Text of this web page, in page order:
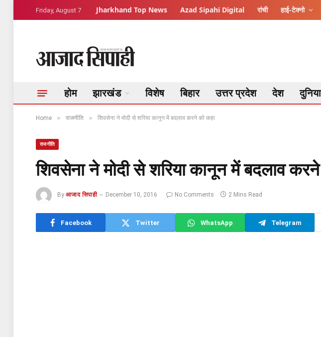
Friday, August 7 Jharkhand Top News Azad Sipahi Digital रांची हाई-टेक्नो
होम झारखंड विशेष बिहार उत्तर प्रदेश देश दुनिया
Home » राजनीति » शिवसेना ने मोदी से शरिया कानून में बदलाव करने को कहा
राजनीति
शिवसेना ने मोदी से शरिया कानून में बदलाव
By आजाद सिपाही December 10, 2016 No Comments 2 Mins Read
Facebook Twitter WhatsApp Telegram